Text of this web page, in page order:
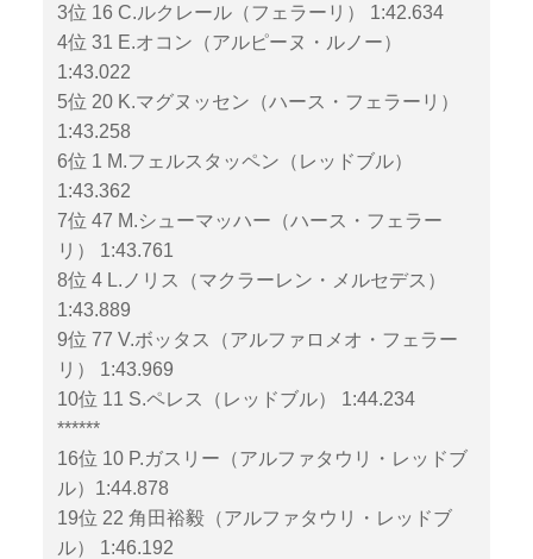
3位 16 C.ルクレール（フェラーリ） 1:42.634
4位 31 E.オコン（アルピーヌ・ルノー）
1:43.022
5位 20 K.マグヌッセン（ハース・フェラーリ）
1:43.258
6位 1 M.フェルスタッペン（レッドブル）
1:43.362
7位 47 M.シューマッハー（ハース・フェラー
リ） 1:43.761
8位 4 L.ノリス（マクラーレン・メルセデス）
1:43.889
9位 77 V.ボッタス（アルファロメオ・フェラー
リ） 1:43.969
10位 11 S.ペレス（レッドブル） 1:44.234
******
16位 10 P.ガスリー（アルファタウリ・レッドブ
ル）1:44.878
19位 22 角田裕毅（アルファタウリ・レッドブ
ル） 1:46.192